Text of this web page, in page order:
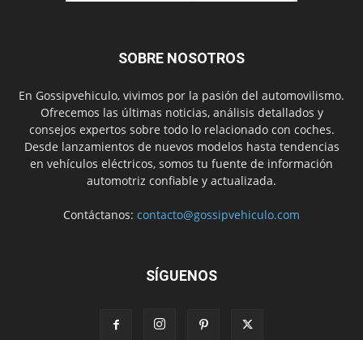
SOBRE NOSOTROS
En Gossipvehiculo, vivimos por la pasión del automovilismo.
Ofrecemos las últimas noticias, análisis detallados y
consejos expertos sobre todo lo relacionado con coches.
Desde lanzamientos de nuevos modelos hasta tendencias
en vehículos eléctricos, somos tu fuente de información
automotriz confiable y actualizada.
Contáctanos: contacto@gossipvehiculo.com
SÍGUENOS